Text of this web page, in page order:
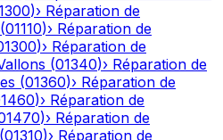
)› Réparation de
(01110)› Réparation de
)› Réparation de
(01340)› Réparation de
(01360)› Réparation de
)› Réparation de
)› Réparation de
(01310)› Réparation de